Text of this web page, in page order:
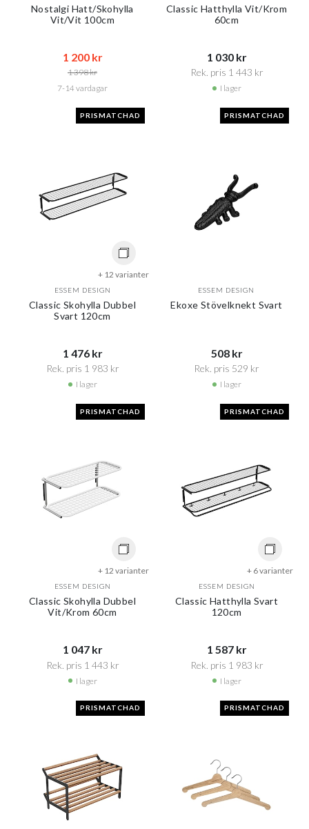
Nostalgi Hatt/Skohylla
Vit/Vit 100cm
1 200 kr​​
1 398 kr​​
7-14 vardagar
Classic Hatthylla Vit/Krom
60cm
1 030 kr​​
Rek. pris 1 443 kr​​
I lager
PRISMATCHAD
+ 12 varianter
ESSEM DESIGN
Classic Skohylla Dubbel
Svart 120cm
1 476 kr​​
Rek. pris 1 983 kr​​
I lager
PRISMATCHAD
ESSEM DESIGN
Ekoxe Stövelknekt Svart
508 kr​​
Rek. pris 529 kr​​
I lager
PRISMATCHAD
+ 12 varianter
ESSEM DESIGN
Classic Skohylla Dubbel
Vit/Krom 60cm
1 047 kr​​
Rek. pris 1 443 kr​​
I lager
PRISMATCHAD
+ 6 varianter
ESSEM DESIGN
Classic Hatthylla Svart
120cm
1 587 kr​​
Rek. pris 1 983 kr​​
I lager
PRISMATCHAD PRISMATCHAD